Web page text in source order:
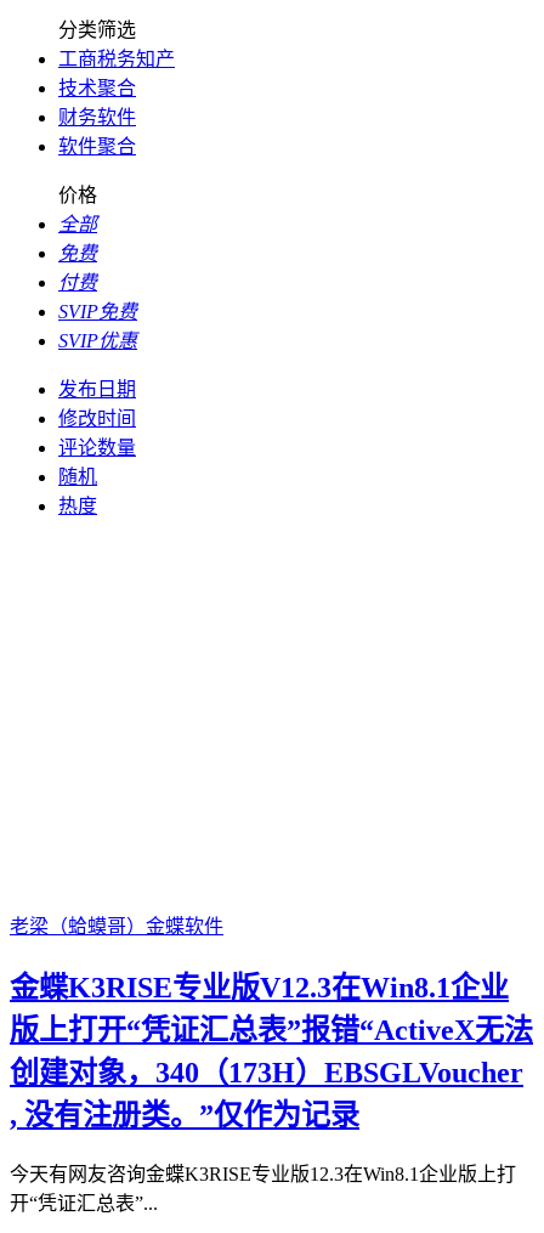
分类筛选
工商税务知产
技术聚合
财务软件
软件聚合
价格
全部
免费
付费
SVIP免费
SVIP优惠
发布日期
修改时间
评论数量
随机
热度
老梁（蛤蟆哥） 金蝶软件
金蝶K3RISE专业版V12.3在Win8.1企业
版上打开“凭证汇总表”报错“ActiveX无法
创建对象，340（173H）EBSGLVoucher
, 没有注册类。”仅作为记录
今天有网友咨询金蝶K3RISE专业版12.3在Win8.1企业版上打
开“凭证汇总表”...